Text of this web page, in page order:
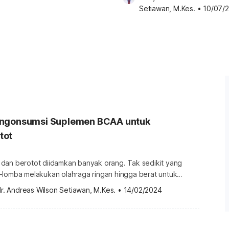
Setiawan, M.Kes. • 10/07/
Suplemen BCAA untuk
berotot diidamkan banyak orang. Tak sedikit yang
melakukan olahraga ringan hingga berat untuk
mendukung pembentukan otot, sejumlah orang bahkan
BCAA. Apa sebenarnya fungsi suplemen BCAA ini
itu suplemen BCAA? Bagi Anda yang suka pergi ke gym
Andreas Wilson Setiawan, M.Kes. • 14/02/2024